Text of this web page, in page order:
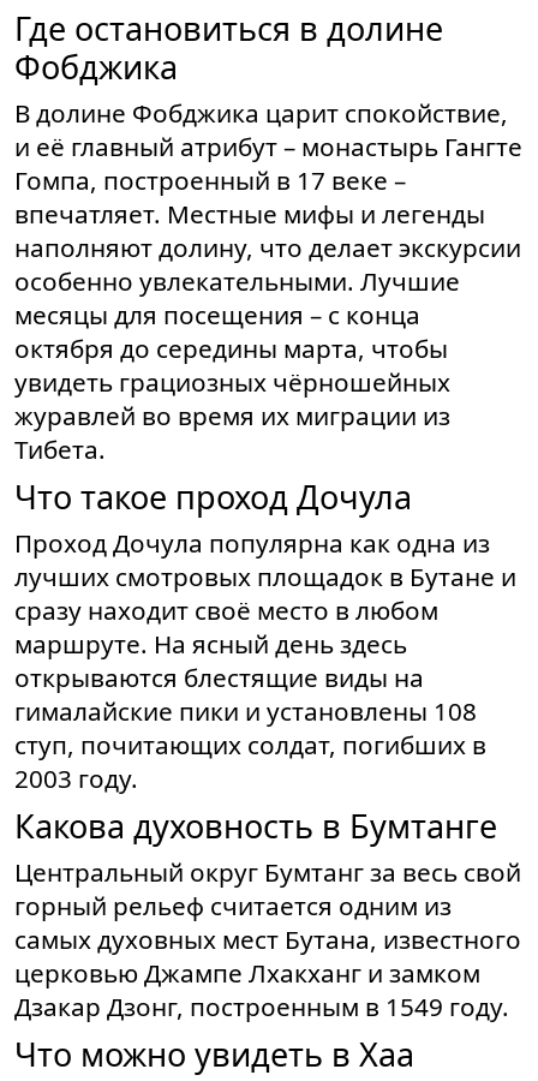
Где остановиться в долине
Фобджика
В долине Фобджика царит спокойствие,
и её главный атрибут – монастырь Гангте
Гомпа, построенный в 17 веке –
впечатляет. Местные мифы и легенды
наполняют долину, что делает экскурсии
особенно увлекательными. Лучшие
месяцы для посещения – с конца
октября до середины марта, чтобы
увидеть грациозных чёрношейных
журавлей во время их миграции из
Тибета.
Что такое проход Дочула
Проход Дочула популярна как одна из
лучших смотровых площадок в Бутане и
сразу находит своё место в любом
маршруте. На ясный день здесь
открываются блестящие виды на
гималайские пики и установлены 108
ступ, почитающих солдат, погибших в
2003 году.
Какова духовность в Бумтанге
Центральный округ Бумтанг за весь свой
горный рельеф считается одним из
самых духовных мест Бутана, известного
церковью Джампе Лхакханг и замком
Дзакар Дзонг, построенным в 1549 году.
Что можно увидеть в Хаа